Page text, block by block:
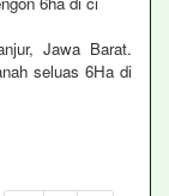
Jawa Barat.
seluas 6Ha di